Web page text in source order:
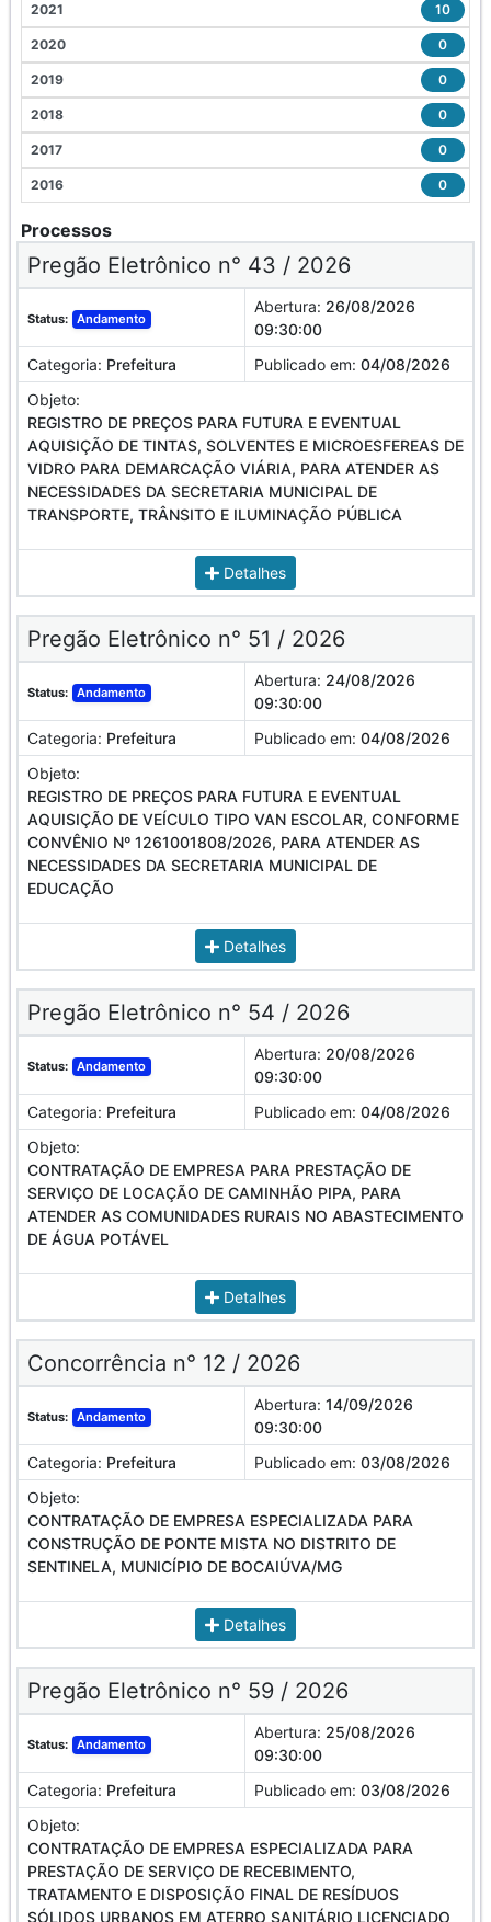
2021 10
2020 0
2019 0
2018 0
2017 0
2016 0
Processos
Pregão Eletrônico n° 43 / 2026
Status: Andamento
Abertura: 26/08/2026
09:30:00
Categoria: Prefeitura Publicado em: 04/08/2026
Objeto:
REGISTRO DE PREÇOS PARA FUTURA E EVENTUAL
AQUISIÇÃO DE TINTAS, SOLVENTES E MICROESFEREAS DE
VIDRO PARA DEMARCAÇÃO VIÁRIA, PARA ATENDER AS
NECESSIDADES DA SECRETARIA MUNICIPAL DE
TRANSPORTE, TRÂNSITO E ILUMINAÇÃO PÚBLICA
Detalhes
Pregão Eletrônico n° 51 / 2026
Status: Andamento
Abertura: 24/08/2026
09:30:00
Categoria: Prefeitura Publicado em: 04/08/2026
Objeto:
REGISTRO DE PREÇOS PARA FUTURA E EVENTUAL
AQUISIÇÃO DE VEÍCULO TIPO VAN ESCOLAR, CONFORME
CONVÊNIO Nº 1261001808/2026, PARA ATENDER AS
NECESSIDADES DA SECRETARIA MUNICIPAL DE
EDUCAÇÃO
Detalhes
Pregão Eletrônico n° 54 / 2026
Status: Andamento
Abertura: 20/08/2026
09:30:00
Categoria: Prefeitura Publicado em: 04/08/2026
Objeto:
CONTRATAÇÃO DE EMPRESA PARA PRESTAÇÃO DE
SERVIÇO DE LOCAÇÃO DE CAMINHÃO PIPA, PARA
ATENDER AS COMUNIDADES RURAIS NO ABASTECIMENTO
DE ÁGUA POTÁVEL
Detalhes
Concorrência n° 12 / 2026
Status: Andamento
Abertura: 14/09/2026
09:30:00
Categoria: Prefeitura Publicado em: 03/08/2026
Objeto:
CONTRATAÇÃO DE EMPRESA ESPECIALIZADA PARA
CONSTRUÇÃO DE PONTE MISTA NO DISTRITO DE
SENTINELA, MUNICÍPIO DE BOCAIÚVA/MG
Detalhes
Pregão Eletrônico n° 59 / 2026
Status: Andamento
Abertura: 25/08/2026
09:30:00
Categoria: Prefeitura Publicado em: 03/08/2026
Objeto:
CONTRATAÇÃO DE EMPRESA ESPECIALIZADA PARA
PRESTAÇÃO DE SERVIÇO DE RECEBIMENTO,
TRATAMENTO E DISPOSIÇÃO FINAL DE RESÍDUOS
SÓLIDOS URBANOS EM ATERRO SANITÁRIO LICENCIADO